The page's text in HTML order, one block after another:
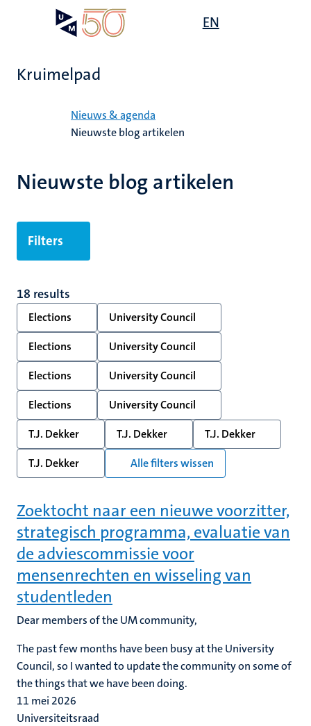
inhoud
EN
Kruimelpad
Nieuws & agenda
Nieuwste blog artikelen
Nieuwste blog artikelen
Filters
18 results
Elections
University Council
Elections
University Council
Elections
University Council
Elections
University Council
T.J. Dekker
T.J. Dekker
T.J. Dekker
T.J. Dekker
Alle filters wissen
Zoektocht naar een nieuwe voorzitter,
strategisch programma, evaluatie van
de adviescommissie voor
mensenrechten en wisseling van
studentleden
Dear members of the UM community,
The past few months have been busy at the University
Council, so I wanted to update the community on some of
the things that we have been doing.
11 mei 2026
Universiteitsraad